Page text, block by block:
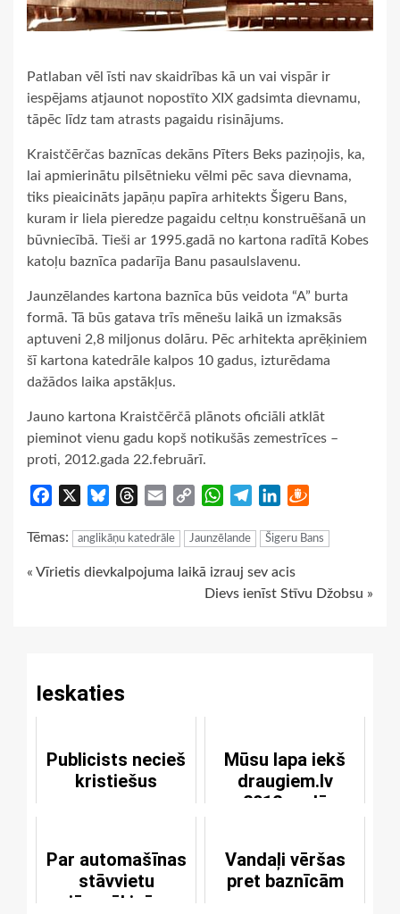
Patlaban vēl īsti nav skaidrības kā un vai vispār ir
iespējams atjaunot nopostīto XIX gadsimta dievnamu,
tāpēc līdz tam atrasts pagaidu risinājums.
Kraistčērčas baznīcas dekāns Pīters Beks paziņojis, ka,
lai apmierinātu pilsētnieku vēlmi pēc sava dievnama,
tiks pieaicināts japāņu papīra arhitekts Šigeru Bans,
kuram ir liela pieredze pagaidu celtņu konstruēšanā un
būvniecībā. Tieši ar 1995.gadā no kartona radītā Kobes
katoļu baznīca padarīja Banu pasaulslavenu.
Jaunzēlandes kartona baznīca būs veidota “A” burta
formā. Tā būs gatava trīs mēnešu laikā un izmaksās
aptuveni 2,8 miljonus dolāru. Pēc arhitekta aprēķiniem
šī kartona katedrāle kalpos 10 gadus, izturēdama
dažādos laika apstākļus.
Jauno kartona Kraistčērčā plānots oficiāli atklāt
pieminot vienu gadu kopš notikušās zemestrīces –
proti, 2012.gada 22.februārī.
Facebook BlueskyThreads
Email
Copy
WhatsApp
TelegramLinkedIn
Tēmas: anglikāņu katedrāle Jaunzēlande Šigeru Bans
Continue
« Vīrietis dievkalpojuma laikā izrauj sev acis
Dievs ienīst Stīvu Džobsu »
Ieskaties
Publicists necieš
kristiešus
Mūsu lapa iekš
draugiem.lv
2012.gadā
Par automašīnas
stāvvietu
jānorēķinās
Vandaļi vēršas
pret baznīcām